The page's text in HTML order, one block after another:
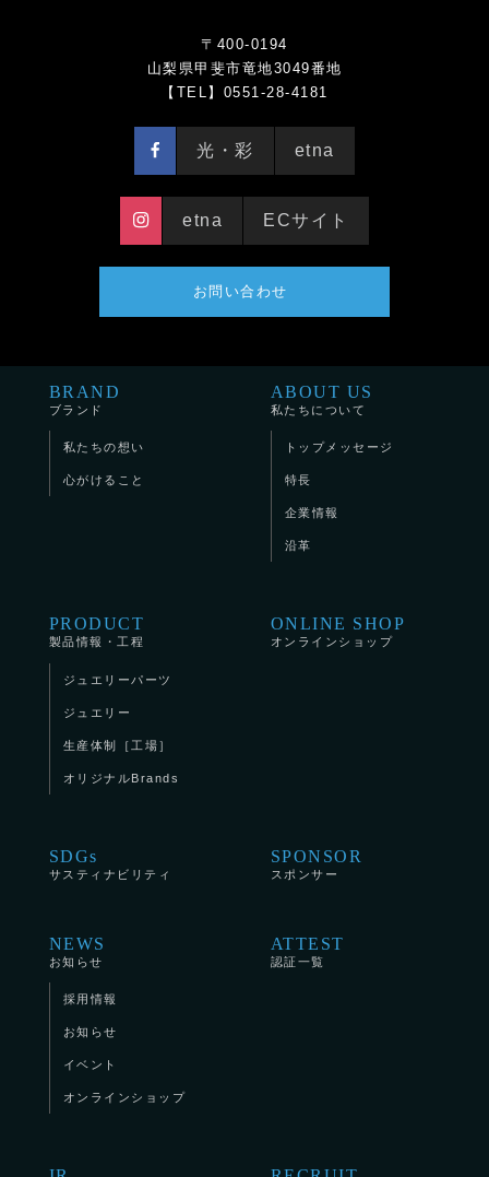
〒400-0194
山梨県甲斐市竜地3049番地
【TEL】0551-28-4181
光・彩 etna
etna ECサイト
お問い合わせ
BRAND
ブランド
私たちの想い
心がけること
ABOUT US
私たちについて
トップメッセージ
特長
企業情報
沿革
PRODUCT
製品情報・工程
ジュエリーパーツ
ジュエリー
生産体制［工場］
オリジナルBrands
ONLINE SHOP
オンラインショップ
SDGs
サスティナビリティ
SPONSOR
スポンサー
NEWS
お知らせ
採用情報
お知らせ
イベント
オンラインショップ
ATTEST
認証一覧